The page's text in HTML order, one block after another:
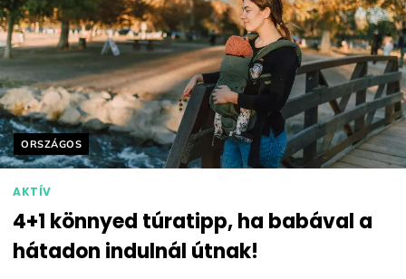
Helyszín címkék:
ORSZÁGOS
AKTÍV
4+1 könnyed túratipp, ha babával a
hátadon indulnál útnak!